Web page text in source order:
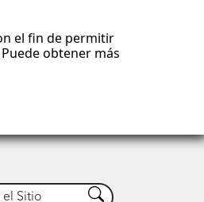
el fin de permitir
obtener más
Buscar